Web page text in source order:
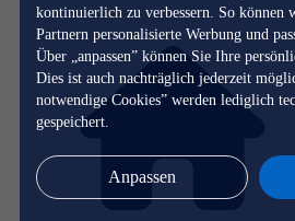
kontinuierlich zu verbessern. So können
Partnern personalisierte Werbung und
Über „anpassen” können Sie Ihre
Dies ist auch nachträglich jederzeit
notwendige Cookies” werden lediglich
gespeichert.
Anpassen